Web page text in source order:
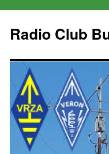
content
Radio Club